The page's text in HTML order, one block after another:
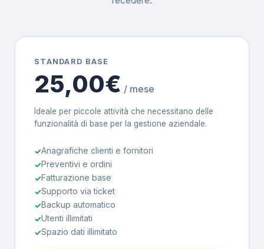
STANDARD BASE
25,00€ / mese
Ideale per piccole attività che necessitano delle
funzionalità di base per la gestione aziendale.
Anagrafiche clienti e fornitori
Preventivi e ordini
Fatturazione base
Supporto via ticket
Backup automatico
Utenti illimitati
Spazio dati illimitato